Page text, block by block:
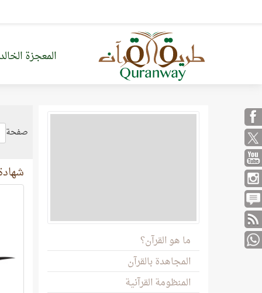
المعجزة
ما هو القرآن؟
المجاهدة بالقرآن
المنظومة القرآنية
صفحة